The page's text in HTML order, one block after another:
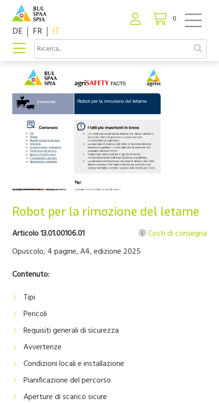
0
DE FR IT
Robot per la rimozione del letame
Articolo 13.01.00106.01
Costi di consegna
Opuscolo, 4 pagine, A4, edizione 2025
Contenuto:
Tipi
Pericoli
Requisiti generali di sicurezza
Avvertenze
Condizioni locali e installazione
Pianificazione del percorso
Aperture di scarico sicure